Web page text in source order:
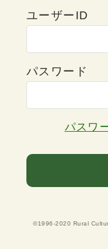
ユーザーID
パスワード
パスワ
©1996-2020 Rural